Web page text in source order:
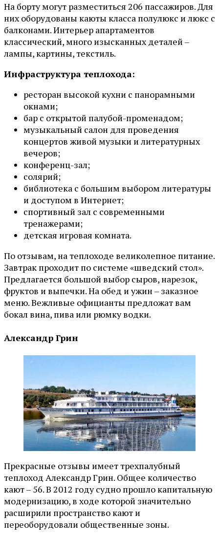
На борту могут разместиться 206 пассажиров. Для
них оборудованы каюты класса полулюкс и люкс с
балконами. Интерьер апартаментов
классический, много изысканных деталей –
лампы, картины, текстиль.
Инфраструктура теплохода:
ресторан высокой кухни с панорамными
окнами;
бар с открытой палубой-променадом;
музыкальный салон для проведения
концертов живой музыки и литературных
вечеров;
конференц-зал;
солярий;
библиотека с большим выбором литературы
и доступом в Интернет;
спортивный зал с современными
тренажерами;
детская игровая комната.
По отзывам, на теплоходе великолепное питание.
Завтрак проходит по системе «шведский стол».
Предлагается большой выбор сыров, нарезок,
фруктов и выпечки. На обед и ужин – заказное
меню. Вежливые официанты предложат вам
бокал вина, пива или рюмку водки.
Александр Грин
Прекрасные отзывы имеет трехпалубный
теплоход Александр Грин. Общее количество
кают – 56. В 2012 году судно прошло капитальную
модернизацию, в ходе которой значительно
расширили пространство кают и
переоборудовали общественные зоны.